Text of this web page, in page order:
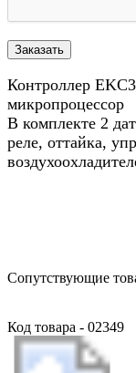
Контроллер
микропроцессор
В комплекте 2
реле, оттайка,
Сопутствующие
Код товара - 02349